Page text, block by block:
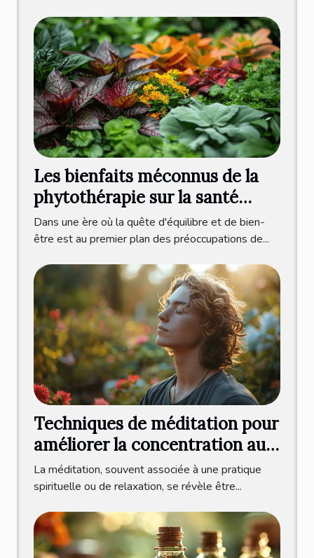
Les bienfaits méconnus de la
phytothérapie sur la santé
mentale
Dans une ère où la quête d'équilibre et de bien-
être est au premier plan des préoccupations de...
Techniques de méditation pour
améliorer la concentration au
quotidien
La méditation, souvent associée à une pratique
spirituelle ou de relaxation, se révèle être...